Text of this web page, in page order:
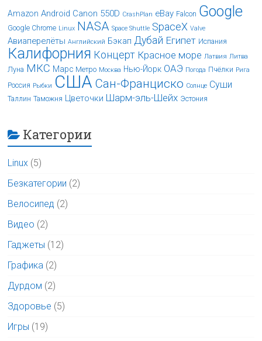
Amazon Android Canon 550D CrashPlan eBay Falcon Google
Google Chrome Linux NASA Space Shuttle SpaceX Valve
Авиаперелёты Английский Бэкап Дубай Египет Испания
Калифорния Концерт Красное море Латвия Литва
Луна МКС Марс Метро Москва Нью-Йорк ОАЭ Погода Пчёлки Рига
Россия Рыбки США Сан-Франциско Солнце Суши
Таллин Таможня Цветочки Шарм-эль-Шейх Эстония
Категории
Linux (5)
Безкатегории (2)
Велосипед (2)
Видео (2)
Гаджеты (12)
Графика (2)
Дурдом (2)
Здоровье (5)
Игры (19)